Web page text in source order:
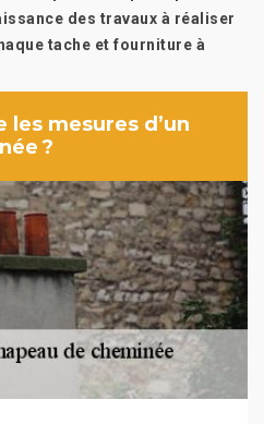
des travaux à réaliser
tache et fourniture à
mesures d’un
?